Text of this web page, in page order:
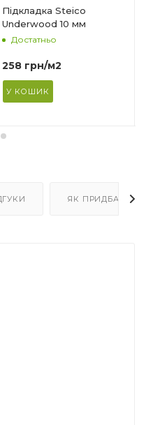
Підкладка Steico
Underwood 10 мм
Достатньо
258 грн/м2
У КОШИК
Матеріал
Деревне волокно
Форма упаковки
Під ламінат/паркетну
дошку
ЯК ПРИДБАТИ